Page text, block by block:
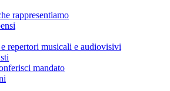
rappresentiamo
repertori musicali e audiovisivi
mandato